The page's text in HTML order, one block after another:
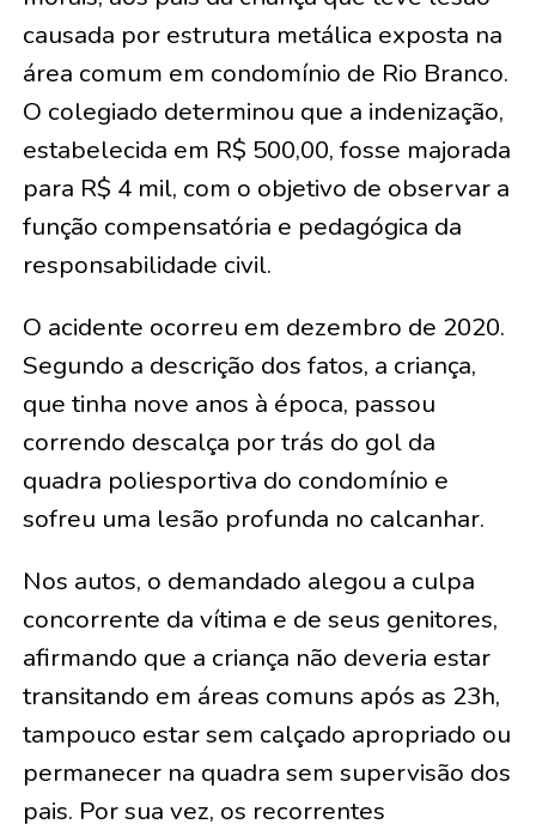
causada por estrutura metálica exposta na
área comum em condomínio de Rio Branco.
O colegiado determinou que a indenização,
estabelecida em R$ 500,00, fosse majorada
para R$ 4 mil, com o objetivo de observar a
função compensatória e pedagógica da
responsabilidade civil.
O acidente ocorreu em dezembro de 2020.
Segundo a descrição dos fatos, a criança,
que tinha nove anos à época, passou
correndo descalça por trás do gol da
quadra poliesportiva do condomínio e
sofreu uma lesão profunda no calcanhar.
Nos autos, o demandado alegou a culpa
concorrente da vítima e de seus genitores,
afirmando que a criança não deveria estar
transitando em áreas comuns após as 23h,
tampouco estar sem calçado apropriado ou
permanecer na quadra sem supervisão dos
pais. Por sua vez, os recorrentes